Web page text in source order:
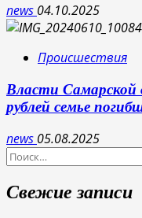
news 04.10.2025
Происшествия
Власти Самарской
рублей семье
news 05.08.2025
Найти:
Свежие записи